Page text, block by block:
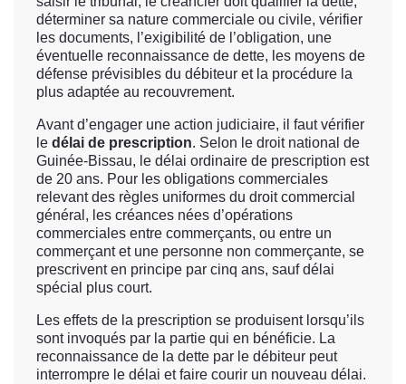
déterminer sa nature commerciale ou civile, vérifier
les documents, l’exigibilité de l’obligation, une
éventuelle reconnaissance de dette, les moyens de
défense prévisibles du débiteur et la procédure la
plus adaptée au recouvrement.
Avant d’engager une action judiciaire, il faut vérifier
le délai de prescription. Selon le droit national de
Guinée-Bissau, le délai ordinaire de prescription est
de 20 ans. Pour les obligations commerciales
relevant des règles uniformes du droit commercial
général, les créances nées d’opérations
commerciales entre commerçants, ou entre un
commerçant et une personne non commerçante, se
prescrivent en principe par cinq ans, sauf délai
spécial plus court.
Les effets de la prescription se produisent lorsqu’ils
sont invoqués par la partie qui en bénéficie. La
reconnaissance de la dette par le débiteur peut
interrompre le délai et faire courir un nouveau délai.